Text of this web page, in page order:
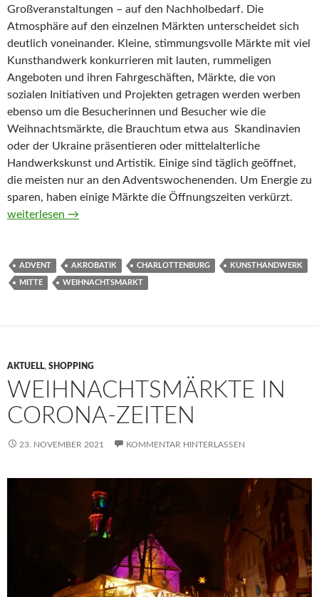
Großveranstaltungen – auf den Nachholbedarf. Die
Atmosphäre auf den einzelnen Märkten unterscheidet sich
deutlich voneinander. Kleine, stimmungsvolle Märkte mit viel
Kunsthandwerk konkurrieren mit lauten, rummeligen
Angeboten und ihren Fahrgeschäften, Märkte, die von
sozialen Initiativen und Projekten getragen werden werben
ebenso um die Besucherinnen und Besucher wie die
Weihnachtsmärkte, die Brauchtum etwa aus Skandinavien
oder der Ukraine präsentieren oder mittelalterliche
Handwerkskunst und Artistik. Einige sind täglich geöffnet,
die meisten nur an den Adventswochenenden. Um Energie zu
sparen, haben einige Märkte die Öffnungszeiten verkürzt.
Ein Hauch von gebrannten Mandeln
weiterlesen →
ADVENT AKROBATIK CHARLOTTENBURG KUNSTHANDWERK
MITTE WEIHNACHTSMARKT
AKTUELL, SHOPPING
WEIHNACHTSMÄRKTE IN
CORONA-ZEITEN
23. NOVEMBER 2021 KOMMENTAR HINTERLASSEN